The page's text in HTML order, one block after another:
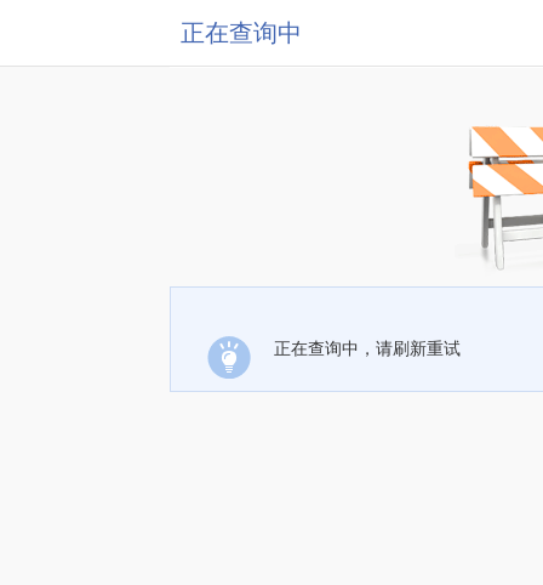
正在查询中
正在查询中，请刷新重试